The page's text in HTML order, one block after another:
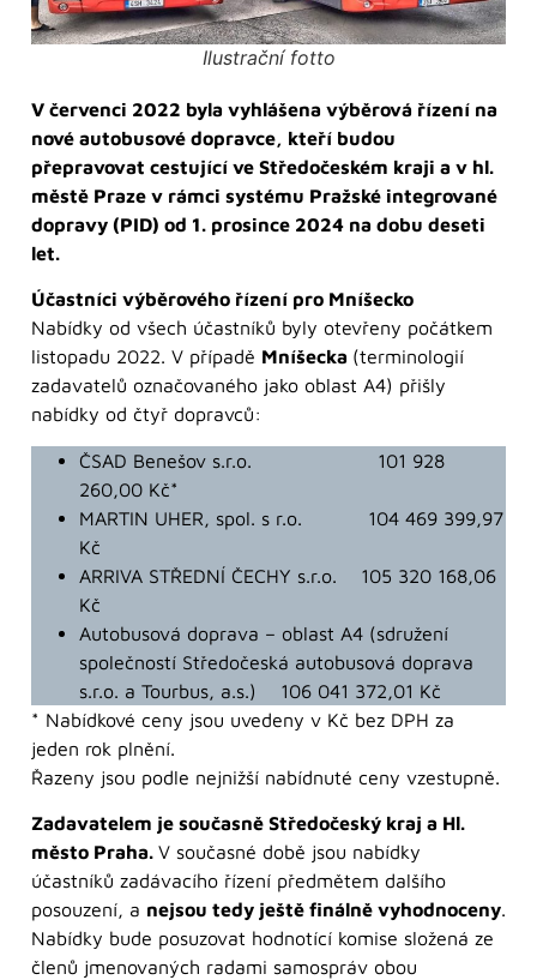
Ilustrační fotto
V červenci 2022 byla vyhlášena výběrová řízení na
nové autobusové dopravce, kteří budou
přepravovat cestující ve Středočeském kraji a v hl.
městě Praze v rámci systému Pražské integrované
dopravy (PID) od 1. prosince 2024 na dobu deseti
let.
Účastníci výběrového řízení pro Mníšecko
Nabídky od všech účastníků byly otevřeny počátkem
listopadu 2022. V případě Mníšecka (terminologií
zadavatelů označovaného jako oblast A4) přišly
nabídky od čtyř dopravců:
ČSAD Benešov s.r.o. 101 928
260,00 Kč*
MARTIN UHER, spol. s r.o. 104 469 399,97
Kč
ARRIVA STŘEDNÍ ČECHY s.r.o. 105 320 168,06
Kč
Autobusová doprava – oblast A4 (sdružení
společností Středočeská autobusová doprava
s.r.o. a Tourbus, a.s.) 106 041 372,01 Kč
* Nabídkové ceny jsou uvedeny v Kč bez DPH za
jeden rok plnění.
Řazeny jsou podle nejnižší nabídnuté ceny vzestupně.
Zadavatelem je současně Středočeský kraj a Hl.
město Praha. V současné době jsou nabídky
účastníků zadávacího řízení předmětem dalšího
posouzení, a nejsou tedy ještě finálně vyhodnoceny.
Nabídky bude posuzovat hodnotící komise složená ze
členů jmenovaných radami samospráv obou